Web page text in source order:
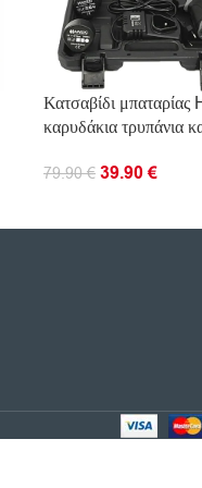
Κατσαβίδι
καρυδάκια τρυπάνια
79.90€ 39.90€